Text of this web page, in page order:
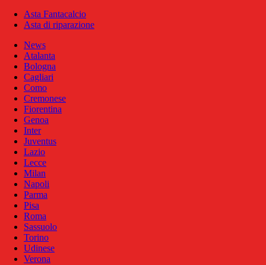
Asta Fantacalcio
Asta di riparazione
News
Atalanta
Bologna
Cagliari
Como
Cremonese
Fiorentina
Genoa
Inter
Juventus
Lazio
Lecce
Milan
Napoli
Parma
Pisa
Roma
Sassuolo
Torino
Udinese
Verona